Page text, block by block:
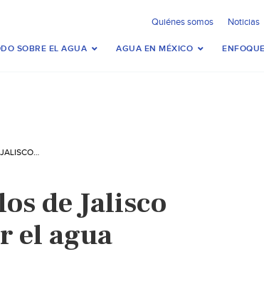
Quiénes somos Noticias
SOBRE EL AGUA AGUA EN MÉXICO
GUADALAJARA: PUEBLOS DE JALISCO FIRMAN ACUERDO POR EL AGUA (MILENIO)
de Jalisco
el agua